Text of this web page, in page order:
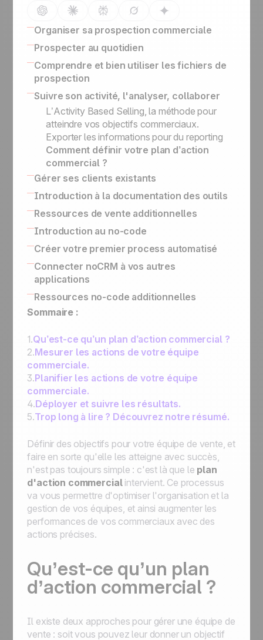
Organiser sa prospection commerciale
Comment organiser vos prospects, leads, et
Logiciel de Prospection Commerciale Guide
Comment construire le bon processus pour
closer vos deals
Structurer son pipe commercial grace aux
catégories et tags
Bien paramétrer les champs des
opportunités
Différence entre statuts et étapes de vente
Fichiers de prospection, opportunités, clients
opportunités
Philosophie du service
L'académie noCRM
Prospecter au quotidien
CRM : 16 fonctionnalités avancées pour
booster vos ventes
Comment prospecter sur LinkedIn
Suivre l'historique des actions, mettre le
système en copie cachée des mails
Comprendre et bien utiliser les fichiers de
prospection
Créer un script téléphonique
Scanner les cartes de visites
Outbound Engine
Ne transformer un suspect en opportunité
que lorsqu'on a suffisamment d'informations
Comment organiser votre prospection
téléphonique
Suivre son activité, l'analyser, collaborer
L’Activity Based Selling, la méthode pour
atteindre vos objectifs commerciaux.
Exporter les informations pour du reporting
Comment définir votre plan d’action
commercial ?
Gérer ses clients existants
Les upsells et renouvellements se gèrent
différemment des suivis clients
Gérer efficacement le suivi client
Introduction à la documentation des outils
Outils no-code intégrés pour connecter
votre système d'information
API simplifiée pour l'implémentation de
process liés à votre métier
Déclencheurs et actions no-code
Ressources de vente additionnelles
Tout savoir sur le SPIN Selling
L'annuaire des experts de la vente
Introduction au no-code
Applications no-code
Créer votre premier process automatisé
Utiliser Le Butler pour automatiser vos
workflows dans noCRM
Connecter noCRM à Zapier et Make
Comment construire une machine complète
d'automatisation d'e-mails avec Zapier
mail, passer à l'étape suivante et mettre un
rappel
Assigner une opportunité qui remplit une
condition spécifique à un commercial
Assigner une nouvelle opportunité à un
commercial de votre choix
Bien démarrer avec l'automatisation :
travail au quotidien
Connecter noCRM à vos autres
applications
Comment afficher sur vos opportunités des
informations de votre SI
intégrations directes
Ressources no-code additionnelles
Sommaire :
1.Qu’est-ce qu’un plan d’action commercial ?
2.Mesurer les actions de votre équipe
commerciale.
3.Planifier les actions de votre équipe
commerciale.
4.Déployer et suivre les résultats.
5.Trop long à lire ? Découvrez notre résumé.
Définir des objectifs pour votre équipe de vente, et
faire en sorte qu'elle les atteigne avec succès,
n'est pas toujours simple : c'est là que le plan
d'action commercialintervient. Ce processus
va vous permettre d'optimiser l'organisation et la
gestion de vos équipes, et ainsi augmenter les
performances de vos commerciaux avec des
actions précises.
Qu’est-ce qu’un plan
d’action commercial ?
Il existe deux approches pour gérer une équipe de
vente : soit vous pouvez leur donner un objectif